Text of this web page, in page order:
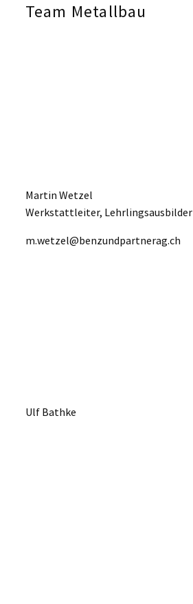
Martin Wetzel
Werkstattleiter, Lehrlingsausbilder
m.wetzel@benzundpartnerag.ch
Ulf Bathke
Team Metallbau